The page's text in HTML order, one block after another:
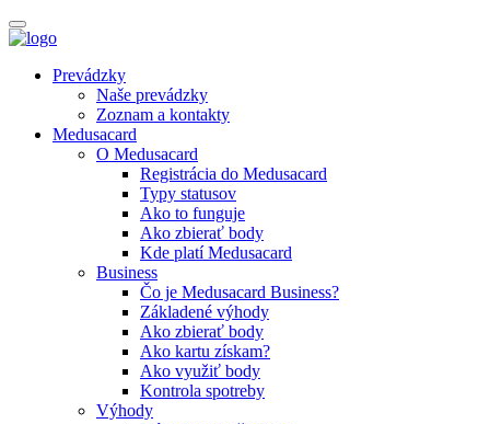
Prevádzky
Naše prevádzky
Zoznam a kontakty
Medusacard
O Medusacard
Registrácia do Medusacard
Typy statusov
Ako to funguje
Ako zbierať body
Kde platí Medusacard
Business
Čo je Medusacard Business?
Základené výhody
Ako zbierať body
Ako kartu získam?
Ako využiť body
Kontrola spotreby
Výhody